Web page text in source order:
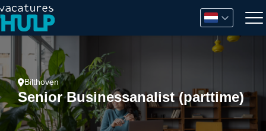
Bilthoven
Senior Businessanalist (parttime)